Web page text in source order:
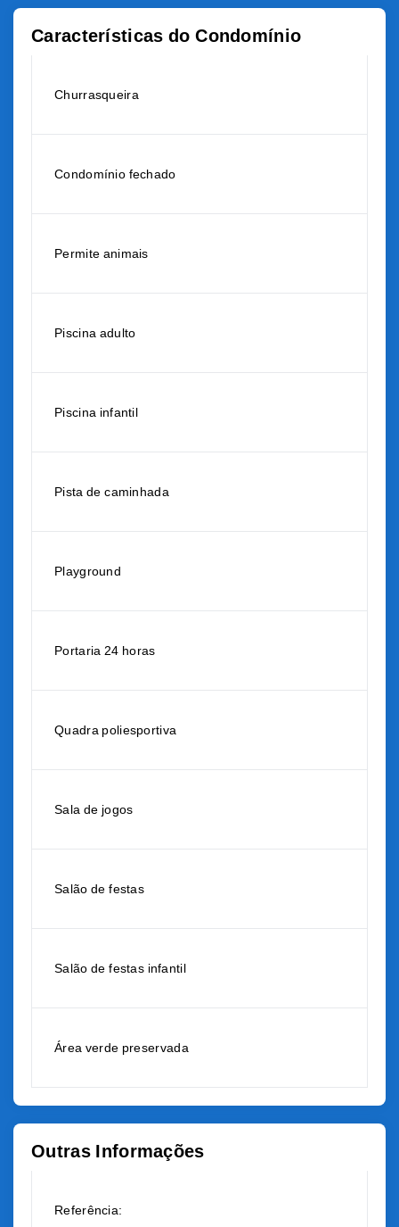
Características do Condomínio
Churrasqueira
Condomínio fechado
Permite animais
Piscina adulto
Piscina infantil
Pista de caminhada
Playground
Portaria 24 horas
Quadra poliesportiva
Sala de jogos
Salão de festas
Salão de festas infantil
Área verde preservada
Outras Informações
Referência: